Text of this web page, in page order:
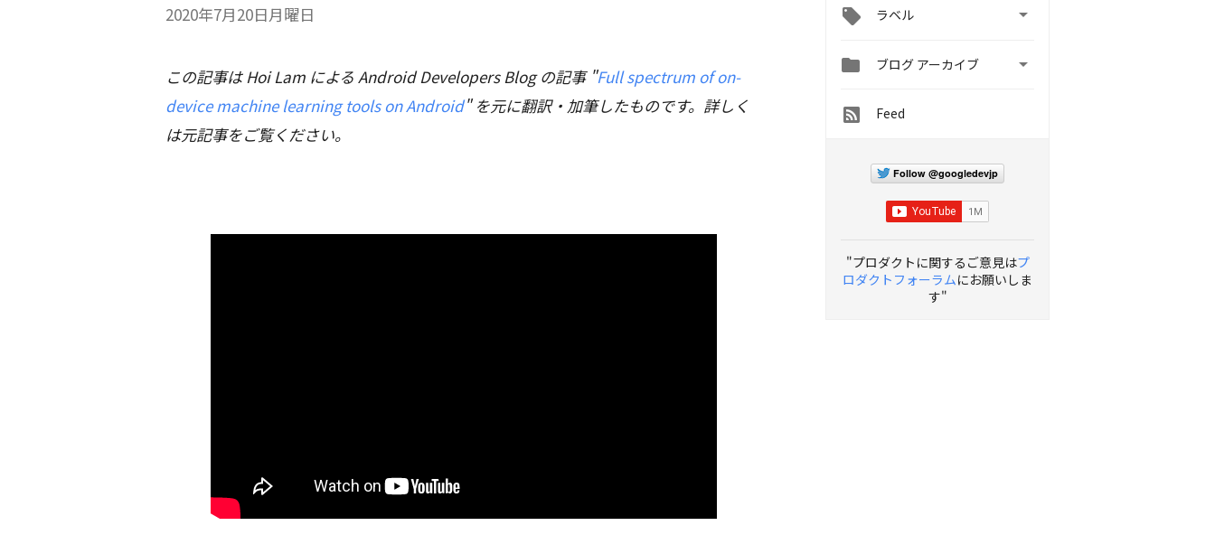
2020年7月20日月曜日
この記事は Hoi Lam による Android Developers Blog の記事 "Full spectrum of on-
device machine learning tools on Android" を元に翻訳・加筆したものです。詳しく
は元記事をご覧ください。
ラベル 
 ブログ アーカイブ 
Feed
Follow @googledevjp
"プロダクトに関するご意見はプ
ロダクトフォーラムにお願いしま
す"